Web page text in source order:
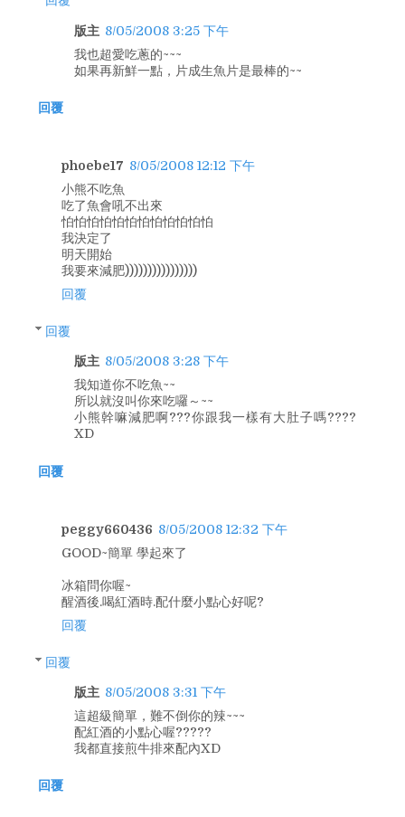
版主 8/05/2008 3:25 下午
我也超愛吃蔥的~~~
如果再新鮮一點，片成生魚片是最棒的~~
回覆
phoebe17 8/05/2008 12:12 下午
小熊不吃魚
吃了魚會吼不出來
怕怕怕怕怕怕怕怕怕怕怕怕
我決定了
明天開始
我要來減肥))))))))))))))))
回覆
回覆
版主 8/05/2008 3:28 下午
我知道你不吃魚~~
所以就沒叫你來吃囉～~~
小熊幹嘛減肥啊???你跟我一樣有大肚子嗎????
XD
回覆
peggy660436 8/05/2008 12:32 下午
GOOD~簡單 學起來了
冰箱問你喔~
醒酒後.喝紅酒時.配什麼小點心好呢?
回覆
回覆
版主 8/05/2008 3:31 下午
這超級簡單，難不倒你的辣~~~
配紅酒的小點心喔?????
我都直接煎牛排來配內XD
回覆